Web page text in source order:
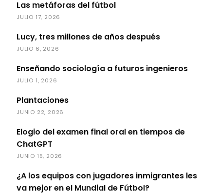
Las metáforas del fútbol
JULIO 17, 2026
Lucy, tres millones de años después
JULIO 6, 2026
Enseñando sociología a futuros ingenieros
JULIO 1, 2026
Plantaciones
JUNIO 22, 2026
Elogio del examen final oral en tiempos de
ChatGPT
JUNIO 15, 2026
¿A los equipos con jugadores inmigrantes les
va mejor en el Mundial de Fútbol?